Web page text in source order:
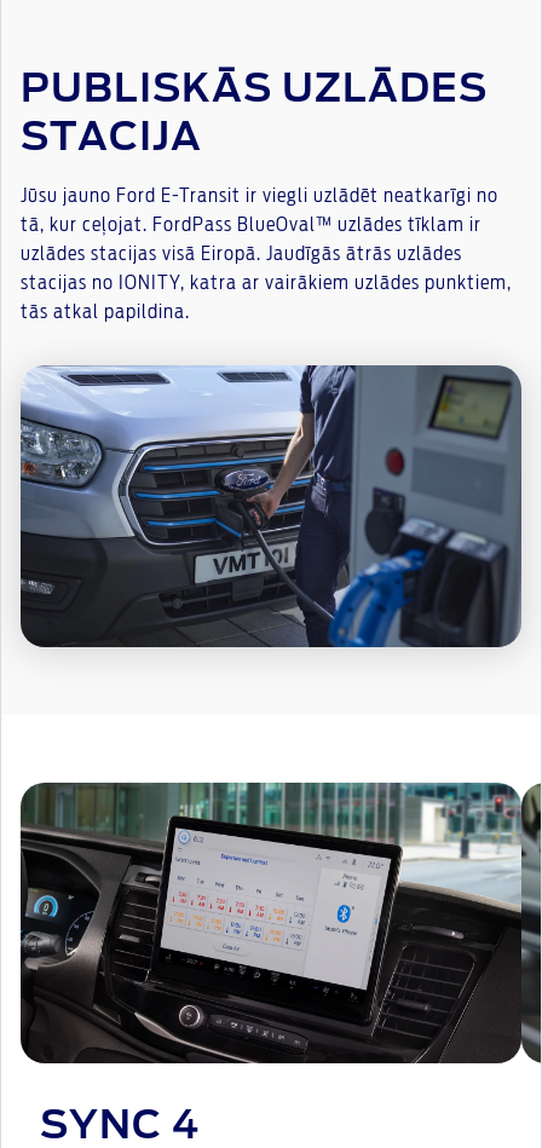
PUBLISKĀS UZLĀDES
STACIJA
Jūsu jauno Ford E-Transit ir viegli uzlādēt neatkarīgi no
tā, kur ceļojat. FordPass BlueOval™ uzlādes tīklam ir
uzlādes stacijas visā Eiropā. Jaudīgās ātrās uzlādes
stacijas no IONITY, katra ar vairākiem uzlādes punktiem,
tās atkal papildina.
SYNC 4